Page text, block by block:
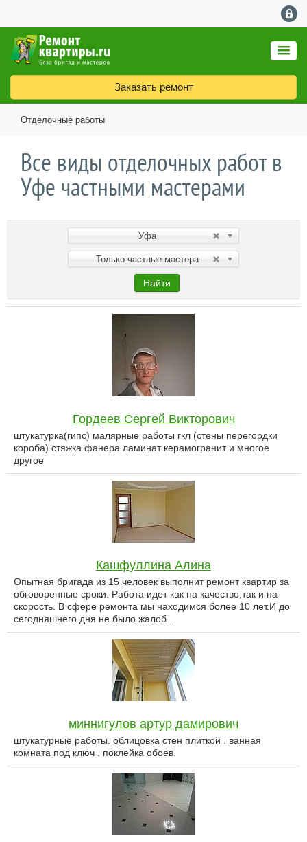
Заказать ремонт
Отделочные работы
Все виды отделочных работ в
Уфе частными мастерами
Уфа
Только частные мастера
Найти
Гордеев Сергей Викторович
штукатурка(гипс) малярные работы гкл (стены перегордки
короба) стяжка фанера ламинат керамогранит и многое
другое
Кашфуллина Алина
Опытная бригада из 15 человек выполнит ремонт квартир за
обговоренные сроки. Работа идет как на качество,так и на
скорость. В сфере ремонта мы находимся более 10 лет.И до
сегодняшнего дня не было жалоб…
миннигулов артур дамирович
штукатурные работы. облицовка стен плиткой . ванная
комната под ключ . поклейка обоев.